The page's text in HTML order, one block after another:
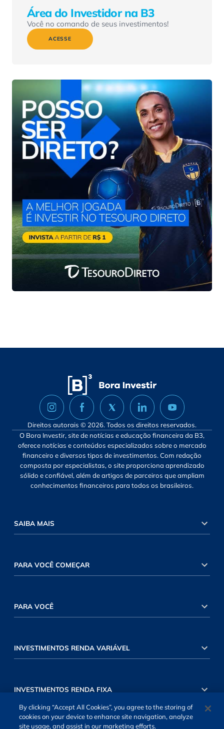
Área do Investidor na B3
Você no comando de seus investimentos!
ACESSE
Direitos autorais © 2026. Todos os direitos reservados.
O Bora Investir, site de notícias e educação financeira da B3,
oferece notícias e conteúdos especializados sobre o mercado
financeiro e diversos tipos de investimentos. Com redação
composta por especialistas, o site proporciona aprendizado
sólido e confiável, além de artigos de parceiros que ampliam
conhecimentos financeiros para todos os brasileiros.
SAIBA MAIS
PARA VOCÊ COMEÇAR
PARA VOCÊ
INVESTIMENTOS RENDA VARIÁVEL
INVESTIMENTOS RENDA FIXA
By clicking “Accept All Cookies”, you agree to the storing of
cookies on your device to enhance site navigation, analyze
site usage, and assist in our marketing efforts.